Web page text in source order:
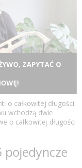
ZAPYTAĆ O
o całkowitej długości
wchodzą dwie
o całkowitej długości